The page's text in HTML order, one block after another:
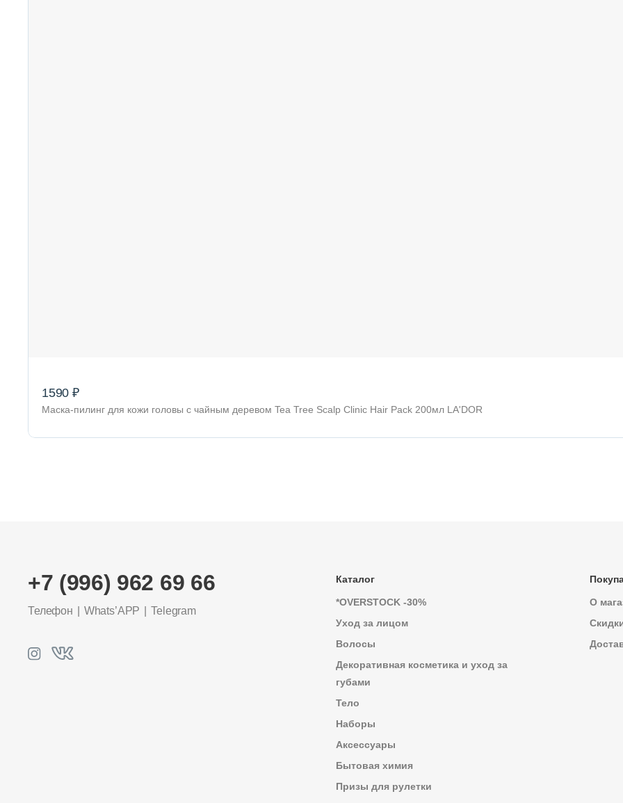
1590 ₽
Маска-пилинг для кожи головы с чайным деревом Tea Tree Scalp Clinic Hair Pack 200мл LA'DOR
+7 (996) 962 69 66
Телефон Whats’APP Telegram
Каталог
*OVERSTOCK -30%
Уход за лицом
Волосы
Декоративная косметика и уход за
губами
Тело
Наборы
Аксессуары
Бытовая химия
Призы для рулетки
О